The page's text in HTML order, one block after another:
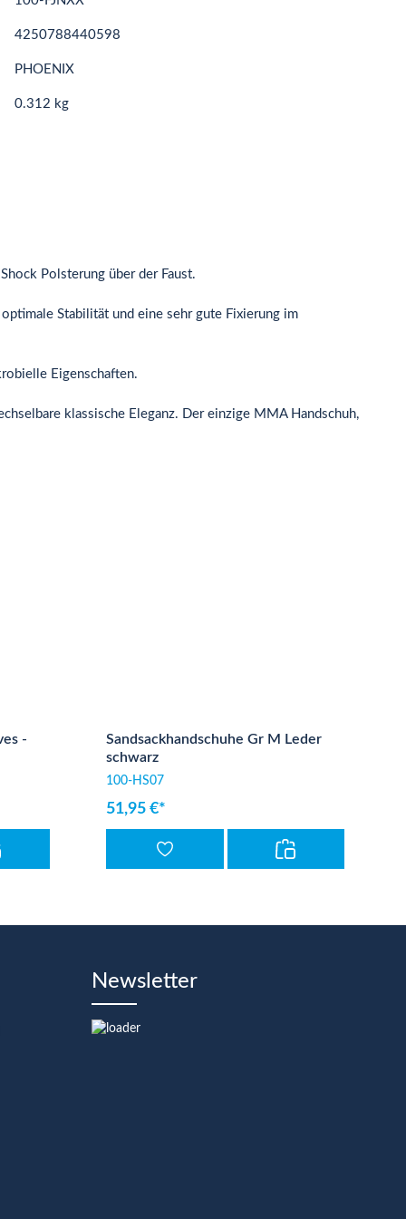
4250788440598
PHOENIX
0.312 kg
Polsterung über der Faust.
Stabilität und eine sehr gute Fixierung im
Eigenschaften.
klassische Eleganz. Der einzige MMA Handschuh,
-
Sandsackhandschuhe Gr M Leder
schwarz
100-HS07
51,95 €*
Newsletter